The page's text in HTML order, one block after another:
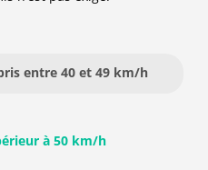
certains véhicules
entre 40 et 49 km/h
R413-14
à 50 km/h